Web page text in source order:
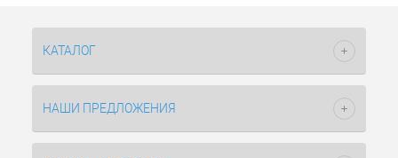
КАТАЛОГ
НАШИ ПРЕДЛОЖЕНИЯ